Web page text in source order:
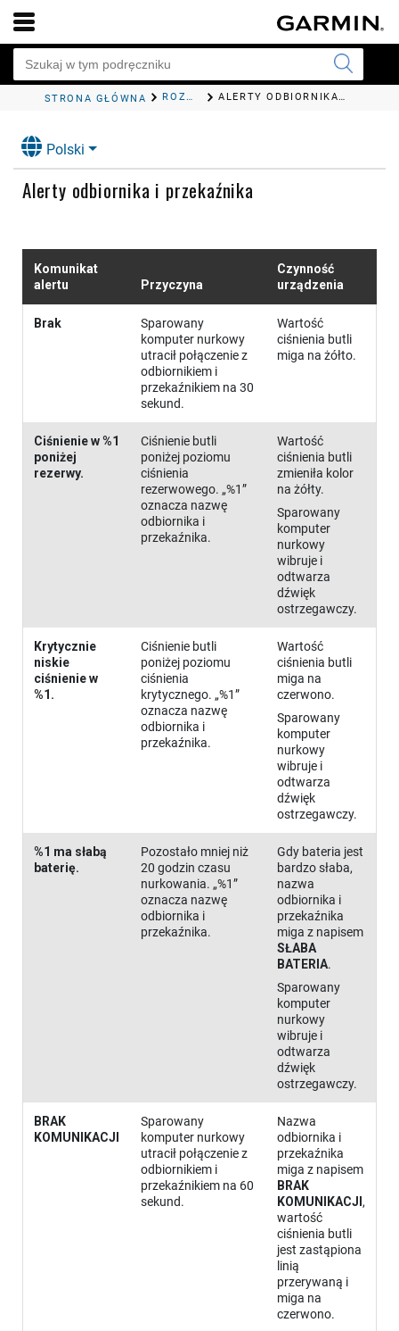
STRONA GŁÓWNA ROZWIĄZYWANIE PROBLEMÓW ALERTY ODBIORNIKA I PRZEKAŹNIKA
Polski
Alerty odbiornika i przekaźnika
Komunikat
alertu
Przyczyna
Czynność
urządzenia
Brak
Sparowany
komputer nurkowy
utracił połączenie z
odbiornikiem i
przekaźnikiem na 30
sekund.
Wartość
ciśnienia butli
miga na żółto.
Ciśnienie w %1
poniżej
rezerwy.
Ciśnienie butli
poniżej poziomu
ciśnienia
rezerwowego. „%1”
oznacza nazwę
odbiornika i
przekaźnika.
Wartość
ciśnienia butli
zmieniła kolor
na żółty.
Sparowany
komputer
nurkowy
wibruje i
odtwarza
dźwięk
ostrzegawczy.
Krytycznie
niskie
ciśnienie w
%1.
Ciśnienie butli
poniżej poziomu
ciśnienia
krytycznego. „%1”
oznacza nazwę
odbiornika i
przekaźnika.
Wartość
ciśnienia butli
miga na
czerwono.
Sparowany
komputer
nurkowy
wibruje i
odtwarza
dźwięk
ostrzegawczy.
%1 ma słabą
baterię.
Pozostało mniej niż
20 godzin czasu
nurkowania. „%1”
oznacza nazwę
odbiornika i
przekaźnika.
Gdy bateria jest
bardzo słaba,
nazwa
odbiornika i
przekaźnika
miga z napisem
SŁABA
BATERIA.
Sparowany
komputer
nurkowy
wibruje i
odtwarza
dźwięk
ostrzegawczy.
BRAK
KOMUNIKACJI
Sparowany
komputer nurkowy
utracił połączenie z
odbiornikiem i
przekaźnikiem na 60
sekund.
Nazwa
odbiornika i
przekaźnika
miga z napisem
BRAK
KOMUNIKACJI ,
wartość
ciśnienia butli
jest zastąpiona
linią
przerywaną i
miga na
czerwono.